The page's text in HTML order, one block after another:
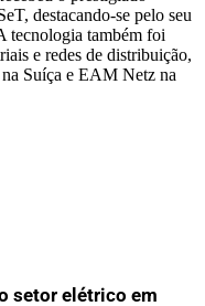
destacando-se pelo seu
tecnologia também foi
e redes de distribuição,
Suíça e EAM Netz na
setor elétrico em